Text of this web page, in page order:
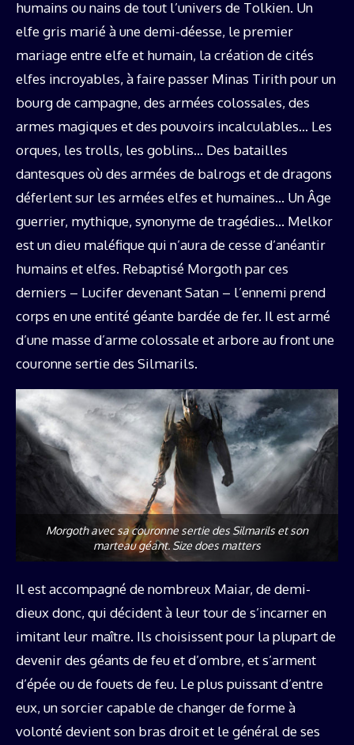
humains ou nains de tout l’univers de Tolkien. Un
elfe gris marié à une demi-déesse, le premier
mariage entre elfe et humain, la création de cités
elfes incroyables, à faire passer Minas Tirith pour un
bourg de campagne, des armées colossales, des
armes magiques et des pouvoirs incalculables… Les
orques, les trolls, les goblins… Des batailles
dantesques où des armées de balrogs et de dragons
déferlent sur les armées elfes et humaines… Un Âge
guerrier, mythique, synonyme de tragédies… Melkor
est un dieu maléfique qui n’aura de cesse d’anéantir
humains et elfes. Rebaptisé Morgoth par ces
derniers – Lucifer devenant Satan – l’ennemi prend
corps en une entité géante bardée de fer. Il est armé
d’une masse d’arme colossale et arbore au front une
couronne sertie des Silmarils.
Morgoth avec sa couronne sertie des Silmarils et son
marteau géant. Size does matters
Il est accompagné de nombreux Maiar, de demi-
dieux donc, qui décident à leur tour de s’incarner en
imitant leur maître. Ils choisissent pour la plupart de
devenir des géants de feu et d’ombre, et s’arment
d’épée ou de fouets de feu. Le plus puissant d’entre
eux, un sorcier capable de changer de forme à
volonté devient son bras droit et le général de ses